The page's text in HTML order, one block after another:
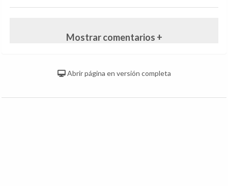
Mostrar comentarios +
Abrir página en versión completa